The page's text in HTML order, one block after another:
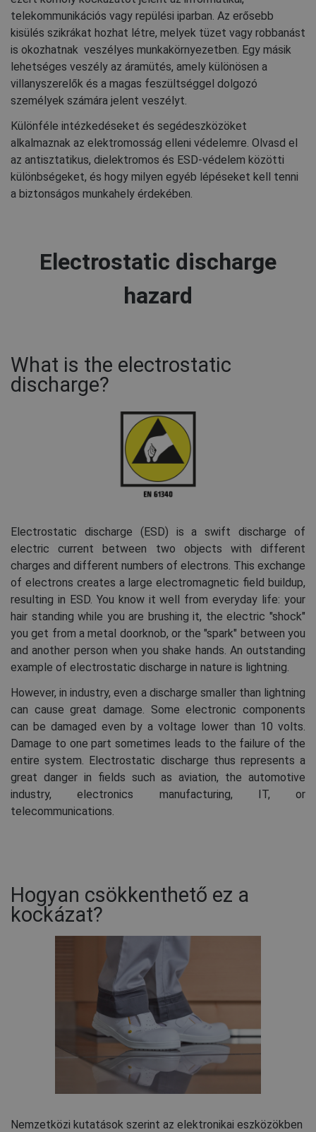
telekommunikációs vagy repülési iparban. Az erősebb
kisülés szikrákat hozhat létre, melyek tüzet vagy robbanást
is okozhatnak veszélyes munkakörnyezetben. Egy másik
lehetséges veszély az áramütés, amely különösen a
villanyszerelők és a magas feszültséggel dolgozó
személyek számára jelent veszélyt.
Különféle intézkedéseket és segédeszközöket
alkalmaznak az elektromosság elleni védelemre. Olvasd el
az antisztatikus, dielektromos és ESD-védelem közötti
különbségeket, és hogy milyen egyéb lépéseket kell tenni
a biztonságos munkahely érdekében.
Electrostatic discharge
hazard
What is the electrostatic
discharge?
Electrostatic discharge (ESD) is a swift discharge of
electric current between two objects with different
charges and different numbers of electrons. This exchange
of electrons creates a large electromagnetic field buildup,
resulting in ESD. You know it well from everyday life: your
hair standing while you are brushing it, the electric "shock"
you get from a metal doorknob, or the "spark" between you
and another person when you shake hands. An outstanding
example of electrostatic discharge in nature is lightning.
However, in industry, even a discharge smaller than lightning
can cause great damage. Some electronic components
can be damaged even by a voltage lower than 10 volts.
Damage to one part sometimes leads to the failure of the
entire system. Electrostatic discharge thus represents a
great danger in fields such as aviation, the automotive
industry, electronics manufacturing, IT, or
telecommunications.
Hogyan csökkenthető ez a
kockázat?
Nemzetközi kutatások szerint az elektronikai eszközökben